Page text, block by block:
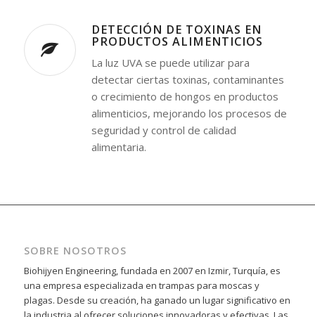
DETECCIÓN DE TOXINAS EN
PRODUCTOS ALIMENTICIOS
La luz UVA se puede utilizar para
detectar ciertas toxinas, contaminantes
o crecimiento de hongos en productos
alimenticios, mejorando los procesos de
seguridad y control de calidad
alimentaria.
SOBRE NOSOTROS
Biohijyen Engineering, fundada en 2007 en Izmir, Turquía, es
una empresa especializada en trampas para moscas y
plagas. Desde su creación, ha ganado un lugar significativo en